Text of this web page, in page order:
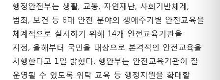
행정안전부는 생활, 교통, 자연재난, 사회기반체계,
범죄, 보건 등 6대 안전 분야의 생애주기별 안전교육을
체계적으로 실시하기 위해 14개 안전교육기관을
지정, 올해부터 국민을 대상으로 본격적인 안전교육을
시행한다고 1일 밝혔다. 행안부는 안전교육기관이 잘
운영될 수 있도록 위탁 교육 등 행정지원을 확대할